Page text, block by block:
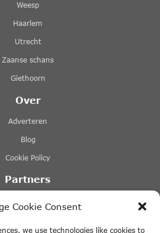
Cookie Consent
we use technologies like cookies to
Weesp
Haarlem
Utrecht
Zaanse schans
Giethoorn
Over
Adverteren
Blog
Cookie Policy
Partners